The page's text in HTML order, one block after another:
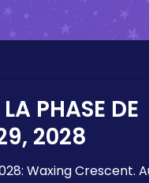
PHASE DE
2028
: Waxing Crescent.